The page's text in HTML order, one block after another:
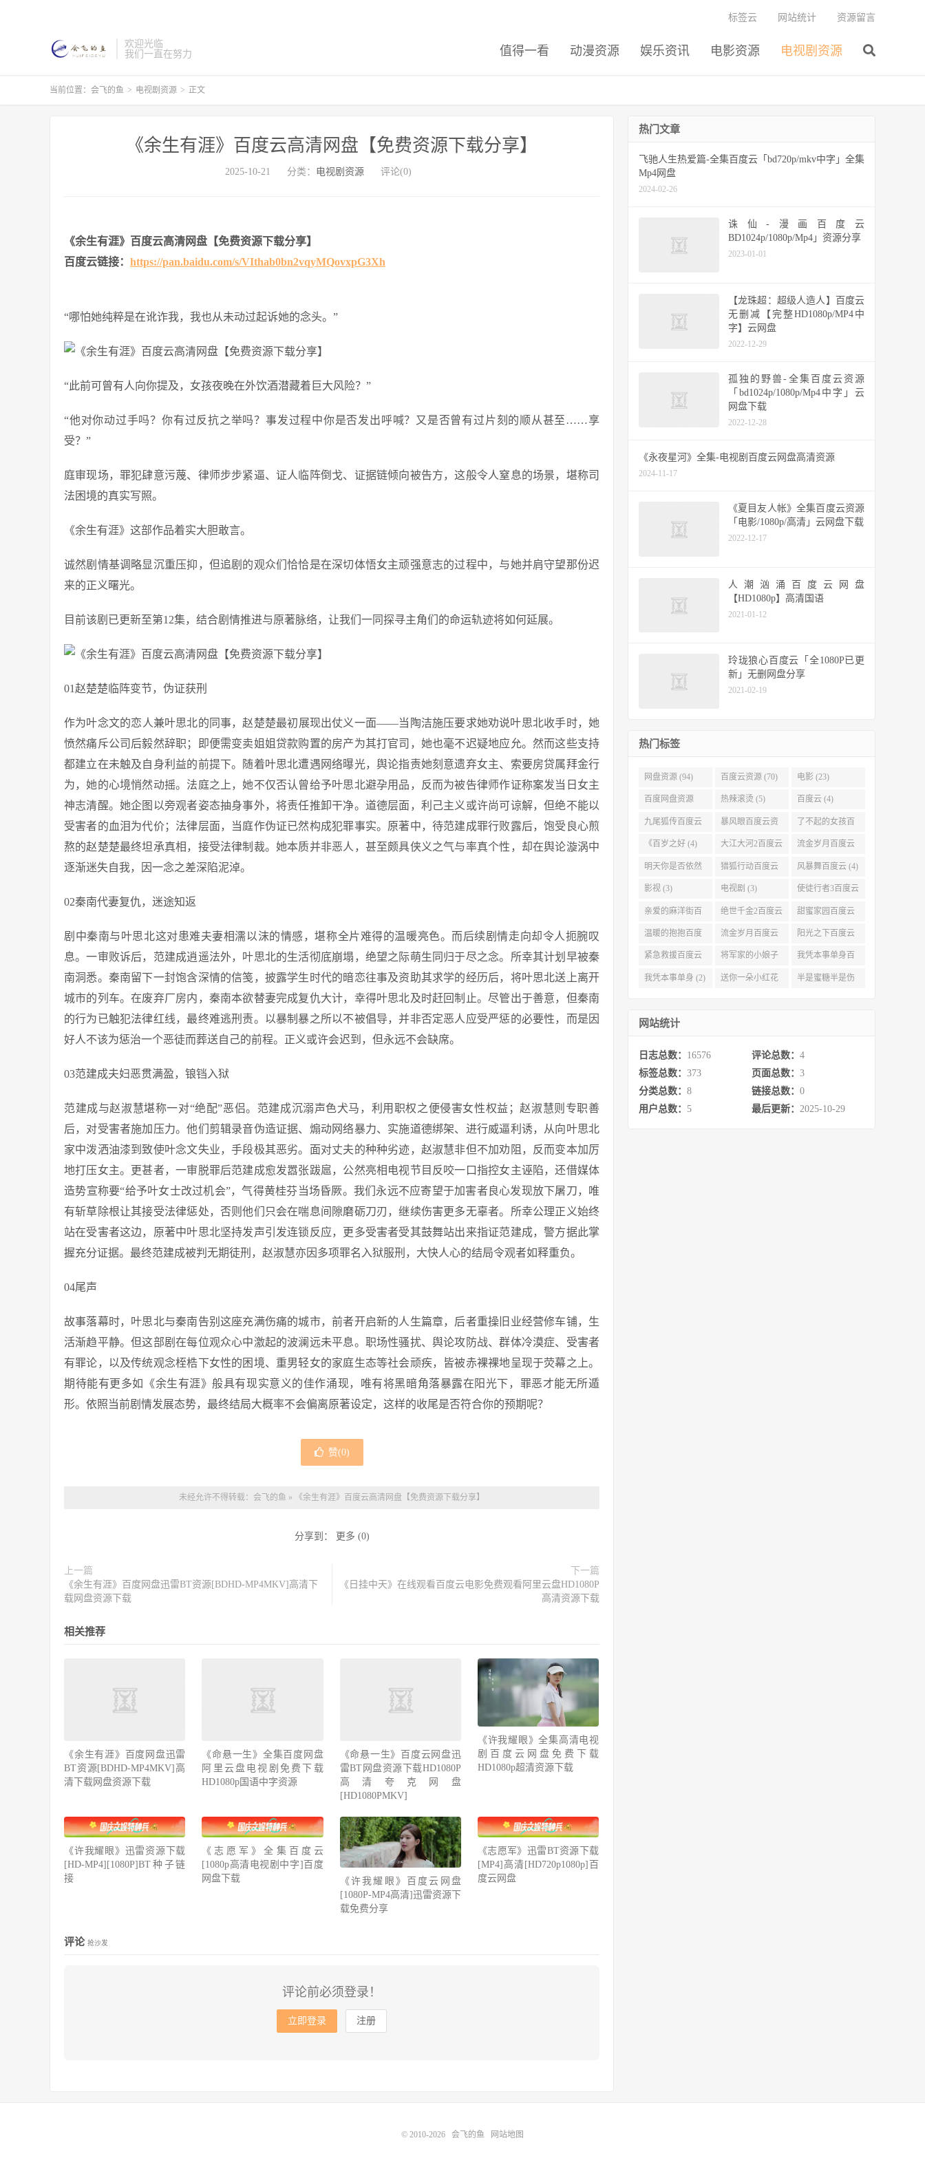
欢迎光临
我们一直在努力
值得一看 动漫资源 娱乐资讯 电影资源 电视剧资源
标签云 网站统计 资源留言
当前位置： 会飞的鱼 > 电视剧资源 > 正文
《余生有涯》百度云高清网盘【免费资源下载分享】
2025-10-21 分类： 电视剧资源 评论(0)
《余生有涯》百度云高清网盘【免费资源下载分享】
百度云链接： https://pan.baidu.com/s/VIthab0bn2vqyMQovxpG3Xh
“哪怕她纯粹是在讹诈我，我也从未动过起诉她的念头。”
“此前可曾有人向你提及，女孩夜晚在外饮酒潜藏着巨大风险？”
“他对你动过手吗？你有过反抗之举吗？事发过程中你是否发出呼喊？又是否曾有过片刻的顺从甚至……享
受？”
庭审现场，罪犯肆意污蔑、律师步步紧逼、证人临阵倒戈、证据链倾向被告方，这般令人窒息的场景，堪称司
法困境的真实写照。
《余生有涯》这部作品着实大胆敢言。
诚然剧情基调略显沉重压抑，但追剧的观众们恰恰是在深切体悟女主顽强意志的过程中，与她并肩守望那份迟
来的正义曙光。
目前该剧已更新至第12集，结合剧情推进与原著脉络，让我们一同探寻主角们的命运轨迹将如何延展。
01赵楚楚临阵变节，伪证获刑
作为叶念文的恋人兼叶思北的同事，赵楚楚最初展现出仗义一面——当陶洁施压要求她劝说叶思北收手时，她
愤然痛斥公司后毅然辞职；即便需变卖姐姐贷款购置的房产为其打官司，她也毫不迟疑地应允。然而这些支持
都建立在未触及自身利益的前提下。随着叶思北遭遇网络曝光，舆论指责她刻意遗弃女主、索要房贷属拜金行
为，她的心境悄然动摇。法庭之上，她不仅否认曾给予叶思北避孕用品，反而为被告律师作证称案发当日女主
神志清醒。她企图以旁观者姿态抽身事外，将责任推卸干净。道德层面，利己主义或许尚可谅解，但绝不能以
受害者的血泪为代价；法律层面，当庭作伪证已然构成犯罪事实。原著中，待范建成罪行败露后，饱受良心煎
熬的赵楚楚最终坦承真相，接受法律制裁。她本质并非恶人，甚至颇具侠义之气与率真个性，却在舆论漩涡中
逐渐迷失自我，因一念之差深陷泥淖。
02秦南代妻复仇，迷途知返
剧中秦南与叶思北这对患难夫妻相濡以沫的情感，堪称全片难得的温暖亮色。而后续剧情走向却令人扼腕叹
息。一审败诉后，范建成逍遥法外，叶思北的生活彻底崩塌，绝望之际萌生同归于尽之念。所幸其计划早被秦
南洞悉。秦南留下一封饱含深情的信笺，披露学生时代的暗恋往事及资助其求学的经历后，将叶思北送上离开
城市的列车。在废弃厂房内，秦南本欲替妻完成复仇大计，幸得叶思北及时赶回制止。尽管出于善意，但秦南
的行为已触犯法律红线，最终难逃刑责。以暴制暴之所以不被倡导，并非否定恶人应受严惩的必要性，而是因
好人不该为惩治一个恶徒而葬送自己的前程。正义或许会迟到，但永远不会缺席。
03范建成夫妇恶贯满盈，锒铛入狱
范建成与赵淑慧堪称一对“绝配”恶侣。范建成沉溺声色犬马，利用职权之便侵害女性权益；赵淑慧则专职善
后，对受害者施加压力。他们剪辑录音伪造证据、煽动网络暴力、实施道德绑架、进行威逼利诱，从向叶思北
家中泼洒油漆到致使叶念文失业，手段极其恶劣。面对丈夫的种种劣迹，赵淑慧非但不加劝阻，反而变本加厉
地打压女主。更甚者，一审脱罪后范建成愈发嚣张跋扈，公然亮相电视节目反咬一口指控女主诬陷，还借媒体
造势宣称要“给予叶女士改过机会”，气得黄桂芬当场昏厥。我们永远不应寄望于加害者良心发现放下屠刀，唯
有斩草除根让其接受法律惩处，否则他们只会在喘息间隙磨砺刀刃，继续伤害更多无辜者。所幸公理正义始终
站在受害者这边，原著中叶思北坚持发声引发连锁反应，更多受害者受其鼓舞站出来指证范建成，警方据此掌
握充分证据。最终范建成被判无期徒刑，赵淑慧亦因多项罪名入狱服刑，大快人心的结局令观者如释重负。
04尾声
故事落幕时，叶思北与秦南告别这座充满伤痛的城市，前者开启新的人生篇章，后者重操旧业经营修车铺，生
活渐趋平静。但这部剧在每位观众心中激起的波澜远未平息。职场性骚扰、舆论攻防战、群体冷漠症、受害者
有罪论，以及传统观念桎梏下女性的困境、重男轻女的家庭生态等社会顽疾，皆被赤裸裸地呈现于荧幕之上。
期待能有更多如《余生有涯》般具有现实意义的佳作涌现，唯有将黑暗角落暴露在阳光下，罪恶才能无所遁
形。依照当前剧情发展态势，最终结局大概率不会偏离原著设定，这样的收尾是否符合你的预期呢？
赞(0)
未经允许不得转载： 会飞的鱼 » 《余生有涯》百度云高清网盘【免费资源下载分享】
分享到： 更多 (0)
上一篇
《余生有涯》百度网盘迅雷BT资源[BDHD-MP4MKV]高清下
载网盘资源下载
下一篇
《日挂中天》在线观看百度云电影免费观看阿里云盘HD1080P
高清资源下载
相关推荐
《余生有涯》百度网盘迅雷
BT资源[BDHD-MP4MKV]高
清下载网盘资源下载
《命悬一生》全集百度网盘
阿里云盘电视剧免费下载
HD1080p国语中字资源
《命悬一生》百度云网盘迅
雷BT网盘资源下载HD1080P
高清夸克网盘
[HD1080PMKV]
《许我耀眼》全集高清电视
剧百度云网盘免费下载
HD1080p超清资源下载
《许我耀眼》迅雷资源下载
[HD-MP4][1080P]BT种子链
接
《志愿军》全集百度云
[1080p高清电视剧中字]百度
网盘下载
《许我耀眼》百度云网盘
[1080P-MP4高清]迅雷资源下
载免费分享
《志愿军》迅雷BT资源下载
[MP4]高清[HD720p1080p]百
度云网盘
评论 抢沙发
评论前必须登录！
立即登录 注册
热门文章
飞驰人生热爱篇-全集百度云「bd720p/mkv中字」全集
Mp4网盘
2024-02-26
诛仙-漫画百度云
BD1024p/1080p/Mp4」资源分享
2023-01-01
【龙珠超：超级人造人】百度云
无删减【完整HD1080p/MP4中
字】云网盘
2022-12-29
孤独的野兽-全集百度云资源
「bd1024p/1080p/Mp4中字」云
网盘下载
2022-12-28
《永夜星河》全集-电视剧百度云网盘高清资源
2024-11-17
《夏目友人帐》全集百度云资源
「电影/1080p/高清」云网盘下载
2022-12-17
人潮汹涌百度云网盘
【HD1080p】高清国语
2021-01-12
玲珑狼心百度云「全1080P已更
新」无删网盘分享
2021-02-19
热门标签
网盘资源 (94) 百度云资源 (70) 电影 (23)
百度网盘资源
(11)
热辣滚烫 (5) 百度云 (4)
九尾狐传百度云
(4)
暴风眼百度云资
源 (4)
了不起的女孩百
度云 (4)
《百岁之好 (4) 大江大河2百度云
(4)
流金岁月百度云
(4)
明天你是否依然
爱我百度云 (4)
猎狐行动百度云
(4)
风暴舞百度云 (4)
影视 (3) 电视剧 (3) 使徒行者3百度云
资源 (3)
亲爱的麻洋街百
度云资源 (3)
绝世千金2百度云
(3)
甜蜜家园百度云
(3)
温暖的抱抱百度
云 (3)
流金岁月百度云
完整网盘 (3)
阳光之下百度云
(3)
紧急救援百度云
资源 (2)
将军家的小娘子
百度云 (2)
我凭本事单身百
度云资源 (2)
我凭本事单身 (2) 送你一朵小红花 半是蜜糖半是伤
网站统计
日志总数： 16576 评论总数： 4
标签总数： 373 页面总数： 3
分类总数： 8 链接总数： 0
用户总数： 5 最后更新： 2025-10-29
© 2010-2026 会飞的鱼 网站地图